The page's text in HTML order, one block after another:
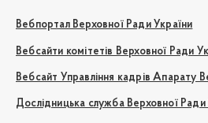
Вебпортал Верховної Ради України
Вебсайти комітетів Верховної Ради
Вебсайт Управління кадрів Апарату
Дослідницька служба Верховної Ради